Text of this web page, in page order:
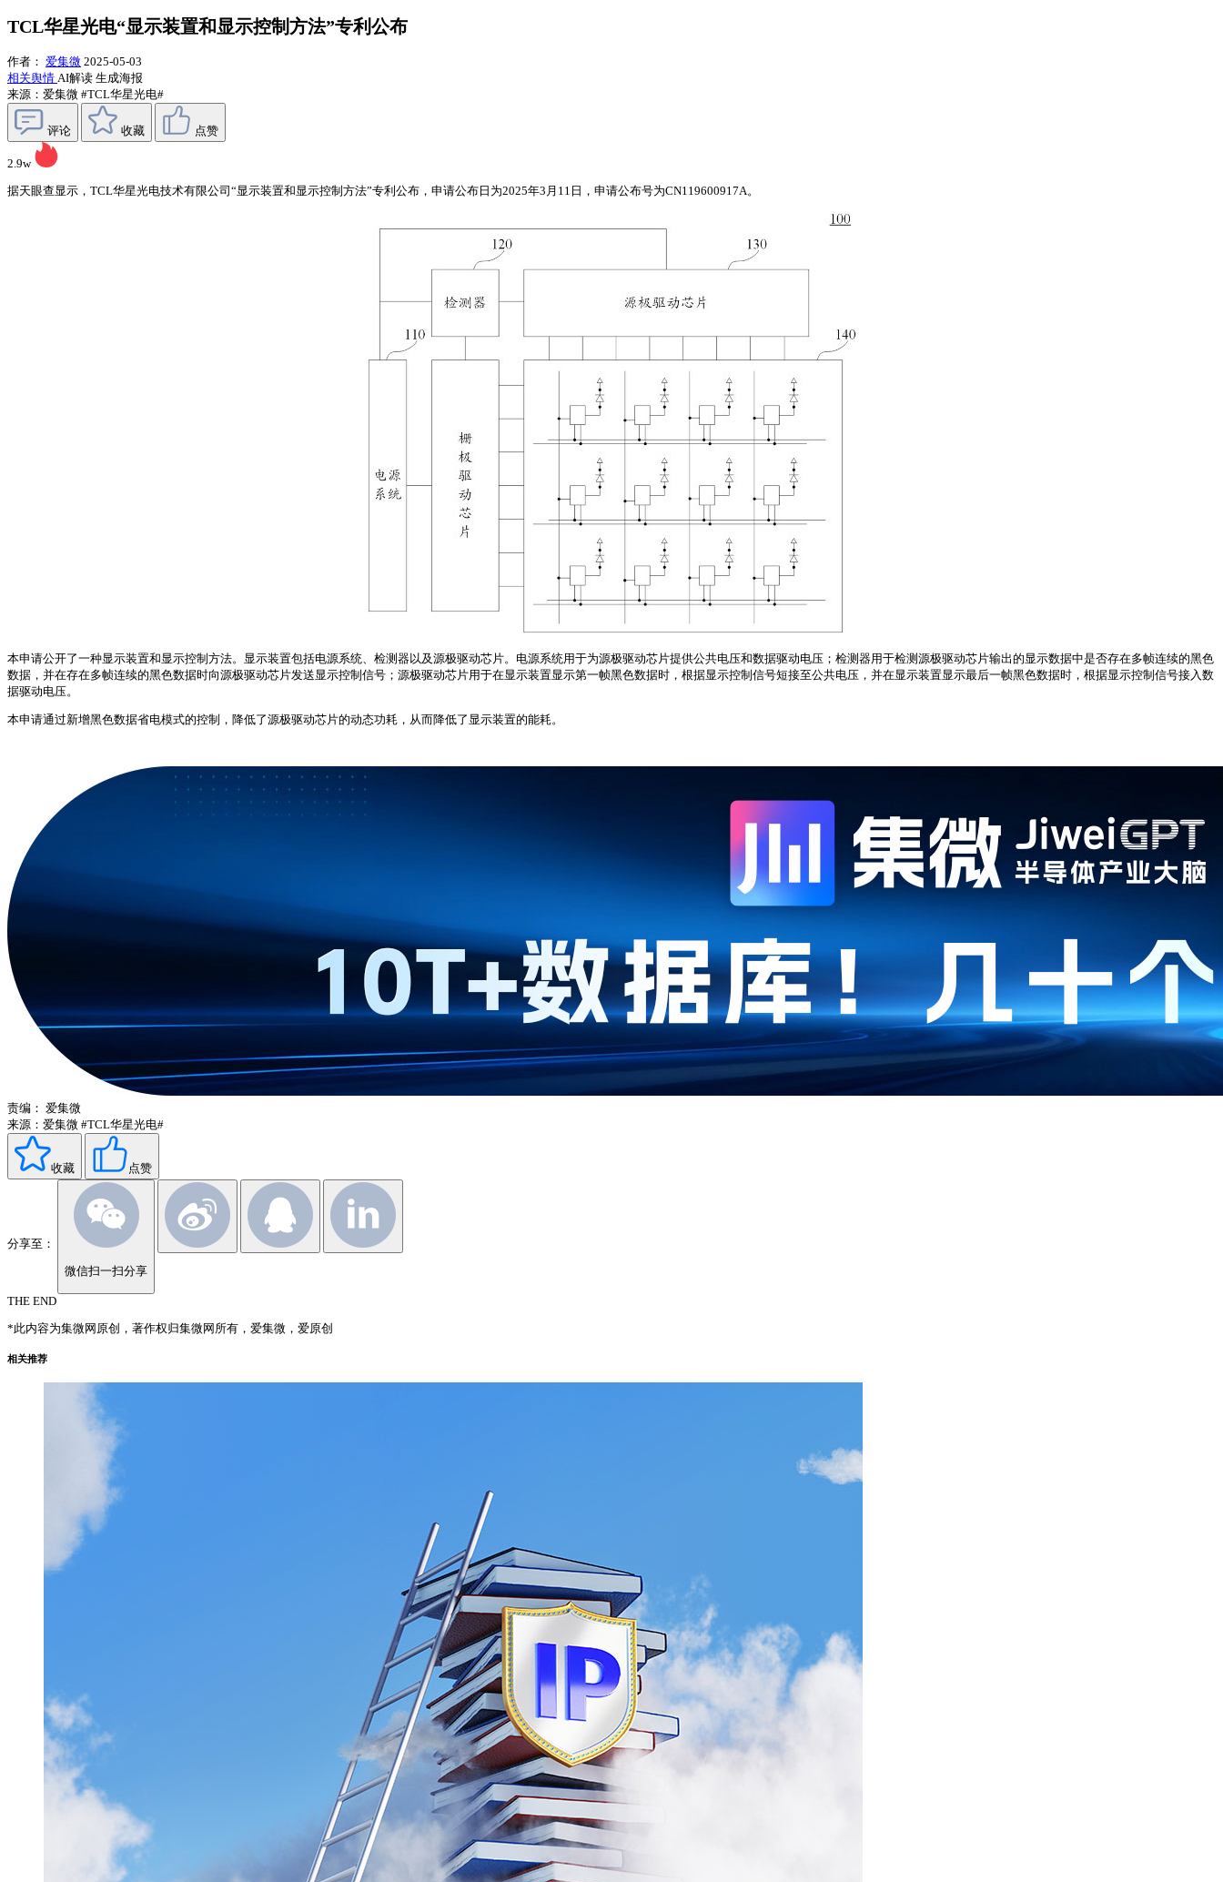
TCL华星光电“显示装置和显示控制方法”专利公布
作者： 爱集微 2025-05-03
相关舆情 AI解读 生成海报
来源：爱集微 #TCL华星光电#
评论 收藏 点赞
2.9w
据天眼查显示，TCL华星光电技术有限公司“显示装置和显示控制方法”专利公布，申请公布日为2025年3月11日，申请公布号为CN119600917A。
本申请公开了一种显示装置和显示控制方法。显示装置包括电源系统、检测器以及源极驱动芯片。电源系统用于为源极驱动芯片提供公共电压和数据驱动电压；检测器用于检测源极驱动芯片输出的显示数据中是否存在多帧连续的黑色
数据，并在存在多帧连续的黑色数据时向源极驱动芯片发送显示控制信号；源极驱动芯片用于在显示装置显示第一帧黑色数据时，根据显示控制信号短接至公共电压，并在显示装置显示最后一帧黑色数据时，根据显示控制信号接入数
据驱动电压。
本申请通过新增黑色数据省电模式的控制，降低了源极驱动芯片的动态功耗，从而降低了显示装置的能耗。
责编： 爱集微
来源：爱集微 #TCL华星光电#
收藏 点赞
分享至：
微信扫一扫分享
THE END
*此内容为集微网原创，著作权归集微网所有，爱集微，爱原创
相关推荐